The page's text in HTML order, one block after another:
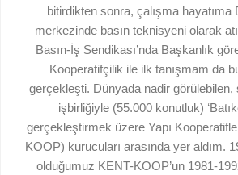
bitirdikten sonra, çalışma hayatıma
merkezinde basın teknisyeni olarak
Basın-İş Sendikası’nda Başkanlık
Kooperatifçilik ile ilk tanışmam da
gerçekleşti. Dünyada nadir görülebilen,
işbirliğiyle (55.000 konutluk)
gerçekleştirmek üzere Yapı
KOOP) kurucuları arasında yer aldım.
olduğumuz KENT-KOOP’un 1981-